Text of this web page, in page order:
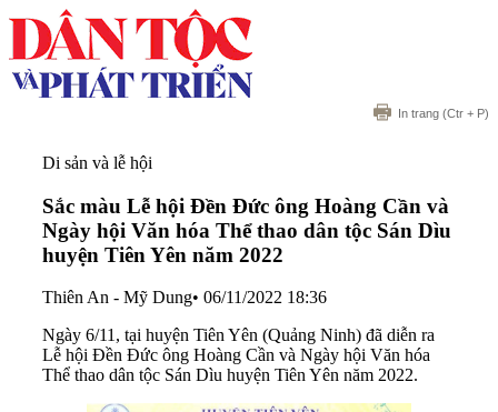
In trang (Ctr + P)
Di sản và lễ hội
Sắc màu Lễ hội Đền Đức ông Hoàng Cần và
Ngày hội Văn hóa Thể thao dân tộc Sán Dìu
huyện Tiên Yên năm 2022
Thiên An - Mỹ Dung• 06/11/2022 18:36
Ngày 6/11, tại huyện Tiên Yên (Quảng Ninh) đã diễn ra
Lễ hội Đền Đức ông Hoàng Cần và Ngày hội Văn hóa
Thể thao dân tộc Sán Dìu huyện Tiên Yên năm 2022.